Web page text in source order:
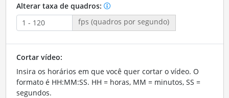
Alterar taxa de quadros:
fps (quadros por segundo)
Cortar vídeo:
Insira os horários em que você quer cortar o vídeo. O
formato é HH:MM:SS. HH = horas, MM = minutos, SS =
segundos.